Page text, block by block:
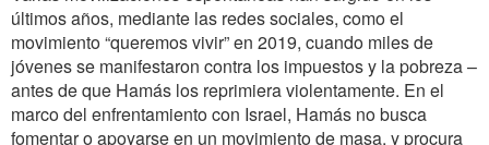
últimos años, mediante las redes sociales, como el
movimiento “queremos vivir” en 2019, cuando miles de
jóvenes se manifestaron contra los impuestos y la pobreza –
antes de que Hamás los reprimiera violentamente. En el
marco del enfrentamiento con Israel, Hamás no busca
fomentar o apoyarse en un movimiento de masa, y procura